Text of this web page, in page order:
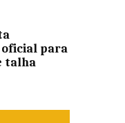
para
talha